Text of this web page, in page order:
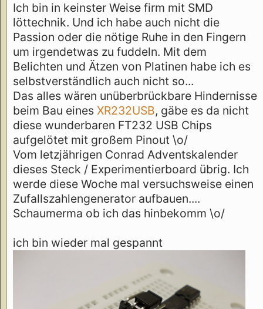
Ich bin in keinster Weise firm mit SMD
löttechnik. Und ich habe auch nicht die
Passion oder die nötige Ruhe in den Fingern
um irgendetwas zu fuddeln. Mit dem
Belichten und Ätzen von Platinen habe ich es
selbstverständlich auch nicht so...
Das alles wären unüberbrückbare Hindernisse
beim Bau eines XR232USB, gäbe es da nicht
diese wunderbaren FT232 USB Chips
aufgelötet mit großem Pinout \o/
Vom letzjährigen Conrad Adventskalender
dieses Steck / Experimentierboard übrig. Ich
werde diese Woche mal versuchsweise einen
Zufallszahlengenerator aufbauen....
Schaumerma ob ich das hinbekomm \o/
ich bin wieder mal gespannt